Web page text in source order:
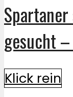
gesucht
Klick rein